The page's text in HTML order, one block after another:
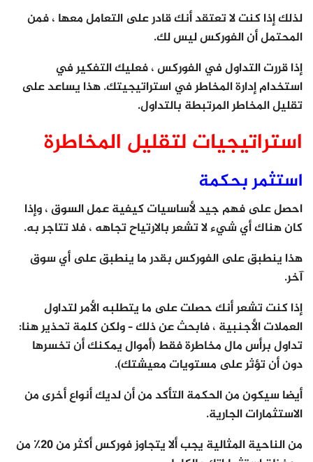
لذلك إذا كنت لا تعتقد أنك قادر على التعامل معها ، فمن
المحتمل أن الفوركس ليس لك.
إذا قررت التداول في الفوركس ، فعليك التفكير في
استخدام إدارة المخاطر في استراتيجيتك. هذا يساعد على
تقليل المخاطر المرتبطة بالتداول.
استراتيجيات لتقليل المخاطرة
استثمر بحكمة
احصل على فهم جيد لأساسيات كيفية عمل السوق ، وإذا
كان هناك أي شيء لا تشعر بالارتياح تجاهه ، فلا تتاجر به.
هذا ينطبق على الفوركس بقدر ما ينطبق على أي سوق
آخر.
إذا كنت تشعر أنك حصلت على ما يتطلبه الأمر لتداول
العملات الأجنبية ، فابحث عن ذلك – ولكن كلمة تحذير هنا:
تداول برأس مال مخاطرة فقط (أموال يمكنك أن تخسرها
دون أن تؤثر على مستويات معيشتك).
أيضا سيكون من الحكمة التأكد من أن لديك أنواع أخرى من
الاستثمارات الجارية.
من الناحية المثالية يجب ألا يتجاوز فوركس أكثر من 20٪ من